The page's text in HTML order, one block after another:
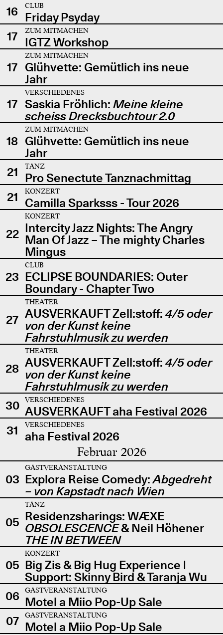
16
CLUB
Friday Psyday
17
ZUM MITMACHEN
IGTZ Workshop
17
ZUM MITMACHEN
Glühvette: Gemütlich ins neue
Jahr
17
VERSCHIEDENES
Saskia Fröhlich: Meine kleine
scheiss Drecksbuchtour 2.0
18
ZUM MITMACHEN
Glühvette: Gemütlich ins neue
Jahr
21
TANZ
Pro Senectute Tanznachmittag
21
KONZERT
Camilla Sparksss - Tour 2026
22
KONZERT
Intercity Jazz Nights: The Angry
Man Of Jazz – The mighty Charles
Mingus
23
CLUB
ECLIPSE BOUNDARIES: Outer
Boundary - Chapter Two
27
THEATER
AUSVERKAUFT Zell:stoff: 4/5 oder
von der Kunst keine
Fahrstuhlmusik zu werden
28
THEATER
AUSVERKAUFT Zell:stoff: 4/5 oder
von der Kunst keine
Fahrstuhlmusik zu werden
30
VERSCHIEDENES
AUSVERKAUFT aha Festival 2026
31
VERSCHIEDENES
aha Festival 2026
Februar 2026
03
GASTVERANSTALTUNG
Explora Reise Comedy:Abgedreht
– von Kapstadt nach Wien
05
TANZ
Residenzsharings: WÆXE
OBSOLESCENCE& Neil Höhener
THE IN BETWEEN
05
KONZERT
Big Zis & Big Hug Experience |
Support: Skinny Bird & Taranja Wu
06
GASTVERANSTALTUNG
Motel a Miio Pop-Up Sale
07
GASTVERANSTALTUNG
Motel a Miio Pop-Up Sale